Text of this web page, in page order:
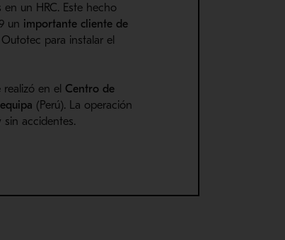
en un HRC. Este hecho
un importante cliente de
para instalar el
en el Centro de
(Perú). La operación
sin accidentes.